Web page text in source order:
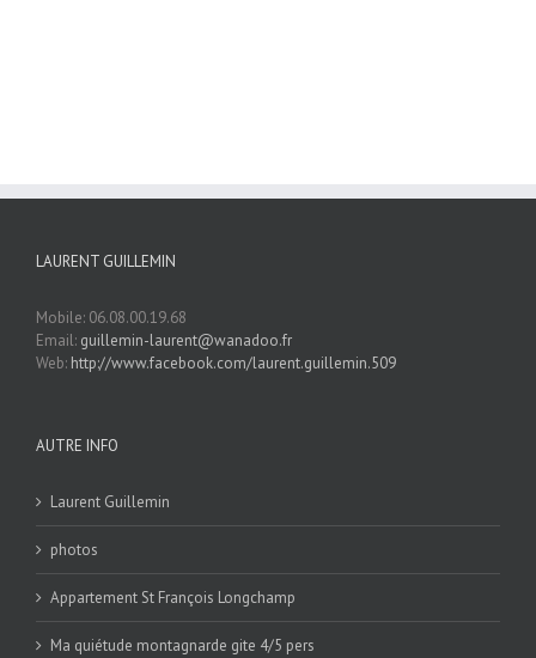
LAURENT GUILLEMIN
Mobile: 06.08.00.19.68
Email: guillemin-laurent@wanadoo.fr
Web: http://www.facebook.com/laurent.guillemin.509
AUTRE INFO
Laurent Guillemin
photos
Appartement St François Longchamp
Ma quiétude montagnarde gite 4/5 pers